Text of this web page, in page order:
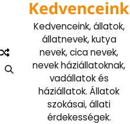
Kedvenceink
Kedvenceink, állatok,
állatnevek, kutya
nevek, cica nevek,
nevek háziállatoknak,
vadállatok és
háziállatok. Állatok
szokásai, állati
érdekességek.